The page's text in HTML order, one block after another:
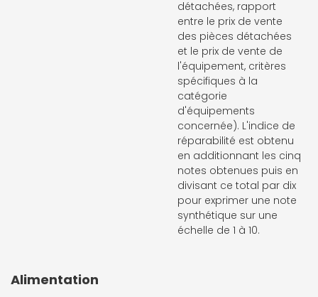
détachées, rapport
entre le prix de vente
des pièces détachées
et le prix de vente de
l'équipement, critères
spécifiques à la
catégorie
d'équipements
concernée). L'indice de
réparabilité est obtenu
en additionnant les cinq
notes obtenues puis en
divisant ce total par dix
pour exprimer une note
synthétique sur une
échelle de 1 à 10.
Alimentation